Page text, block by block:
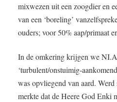
mixwezen uit een zoogdier en
van een ‘boreling’
ouders; voor 50% aap/primaat
In de omkering krijgen we
‘turbulent/onstuimig-
was opvliegend van aard.
merkte dat de Heere God Enki